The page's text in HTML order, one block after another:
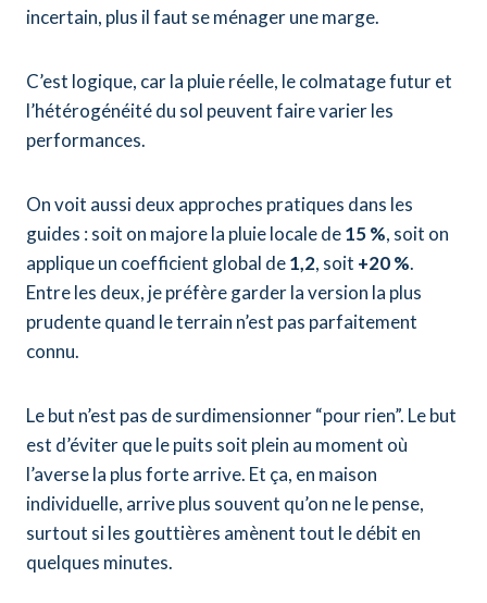
incertain, plus il faut se ménager une marge.
C’est logique, car la pluie réelle, le colmatage futur et
l’hétérogénéité du sol peuvent faire varier les
performances.
On voit aussi deux approches pratiques dans les
guides : soit on majore la pluie locale de15 %, soit on
applique un coefficient global de1,2, soit +20 %.
Entre les deux, je préfère garder la version la plus
prudente quand le terrain n’est pas parfaitement
connu.
Le but n’est pas de surdimensionner “pour rien”. Le but
est d’éviter que le puits soit plein au moment où
l’averse la plus forte arrive. Et ça, en maison
individuelle, arrive plus souvent qu’on ne le pense,
surtout si les gouttières amènent tout le débit en
quelques minutes.